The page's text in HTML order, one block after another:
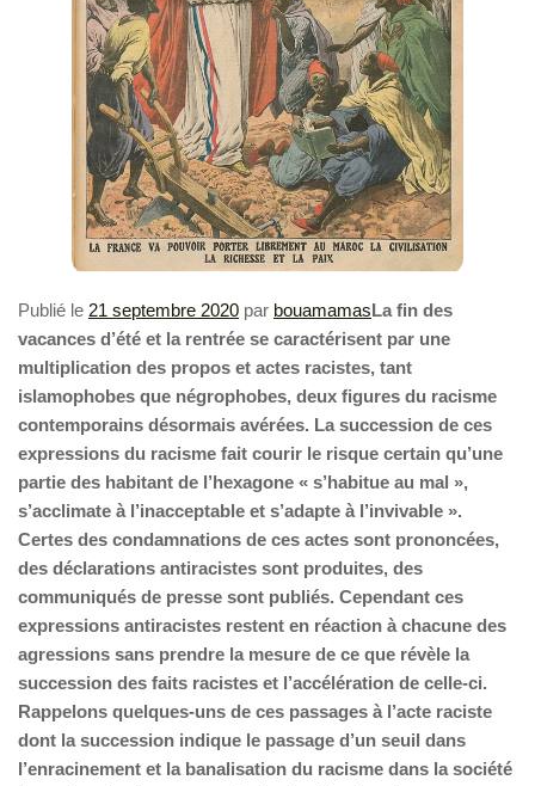
Publié le 21 septembre 2020 par bouamamasLa fin des
vacances d’été et la rentrée se caractérisent par une
multiplication des propos et actes racistes, tant
islamophobes que négrophobes, deux figures du racisme
contemporains désormais avérées. La succession de ces
expressions du racisme fait courir le risque certain qu’une
partie des habitant de l’hexagone « s’habitue au mal »,
s’acclimate à l’inacceptable et s’adapte à l’invivable ».
Certes des condamnations de ces actes sont prononcées,
des déclarations antiracistes sont produites, des
communiqués de presse sont publiés. Cependant ces
expressions antiracistes restent en réaction à chacune des
agressions sans prendre la mesure de ce que révèle la
succession des faits racistes et l’accélération de celle-ci.
Rappelons quelques-uns de ces passages à l’acte raciste
dont la succession indique le passage d’un seuil dans
l’enracinement et la banalisation du racisme dans la société